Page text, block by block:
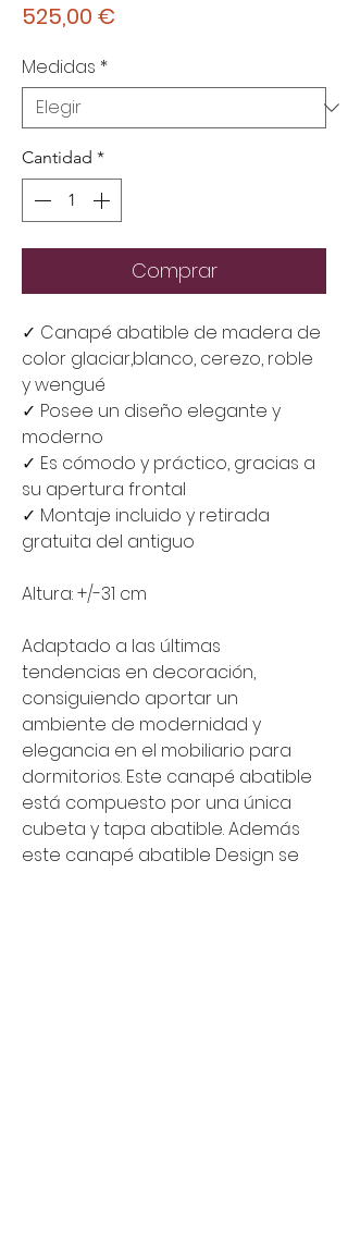
525,00 €
Medidas *
Cantidad *
Comprar
✓ Canapé abatible de madera de
color glaciar,blanco, cerezo, roble
y wengué
✓ Posee un diseño elegante y
moderno
✓ Es cómodo y práctico, gracias a
su apertura frontal
✓ Montaje incluido y retirada
gratuita del antiguo
Altura: +/-31 cm
Adaptado a las últimas
tendencias en decoración,
consiguiendo aportar un
ambiente de modernidad y
elegancia en el mobiliario para
dormitorios. Este canapé abatible
está compuesto por una única
cubeta y tapa abatible. Además
este canapé abatible Design se